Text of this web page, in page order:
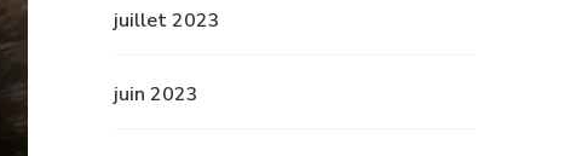
juillet 2023
juin 2023